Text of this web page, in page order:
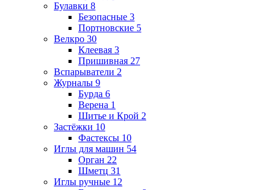
Булавки 8
Безопасные 3
Портновские 5
Велкро 30
Клеевая 3
Пришивная 27
Вспарыватели 2
Журналы 9
Бурда 6
Верена 1
Шитье и Крой 2
Застёжки 10
Фастексы 10
Иглы для машин 54
Орган 22
Шметц 31
Иглы ручные 12